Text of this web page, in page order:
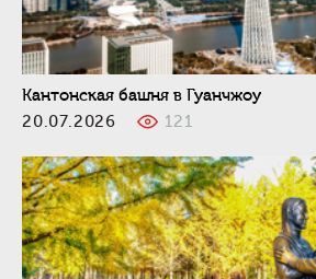
Кантонская башня в Гуанчжоу
20.07.2026
121